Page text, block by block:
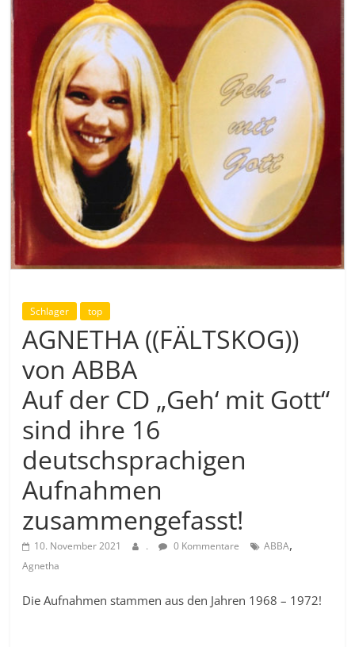
Schlager top
AGNETHA ((FÄLTSKOG))
von ABBA
Auf der CD „Geh‘ mit Gott“
sind ihre 16
deutschsprachigen
Aufnahmen
zusammengefasst!
10. November 2021 . 0 Kommentare ABBA,
Agnetha
Die Aufnahmen stammen aus den Jahren 1968 – 1972!